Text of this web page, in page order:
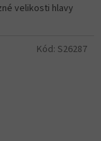
velikosti hlavy
Kód: S26287